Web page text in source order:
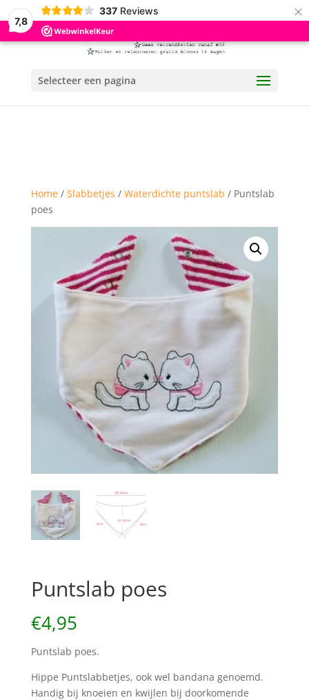
7,8
337 Reviews ×
Selecteer een pagina
Home/ Slabbetjes / Waterdichte puntslab / Puntslab
poes
Puntslab poes
€4,95
Puntslab poes.
Hippe Puntslabbetjes, ook wel bandana genoemd.
Handig bij knoeien en kwijlen bij doorkomende